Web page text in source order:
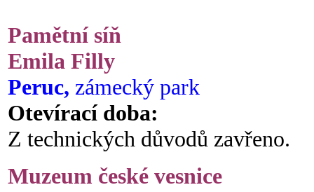
Pamětní síň
Emila Filly
Peruc, zámecký park
Otevírací doba:
Z technických důvodů zavřeno.
Muzeum české vesnice